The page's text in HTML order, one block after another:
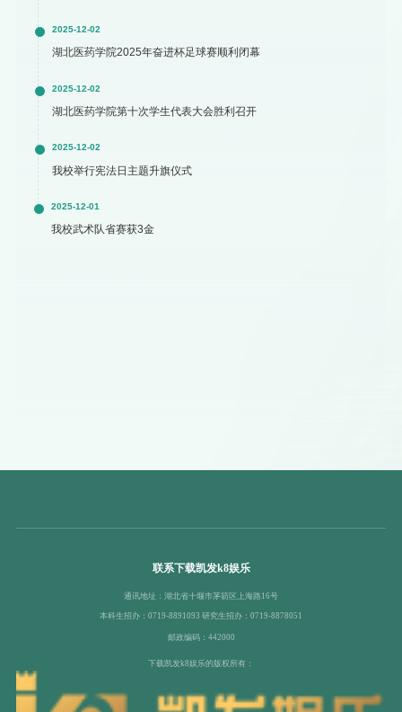
2025-12-02
湖北医药学院2025年奋进杯足球赛顺利闭幕
2025-12-02
湖北医药学院第十次学生代表大会胜利召开
2025-12-02
我校举行宪法日主题升旗仪式
2025-12-01
我校武术队省赛获3金
联系下载凯发k8娱乐
通讯地址：湖北省十堰市茅箭区上海路16号
本科生招办：0719-8891093 研究生招办：0719-8878051
邮政编码：442000
下载凯发k8娱乐的版权所有：